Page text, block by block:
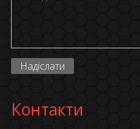
Надіслати
Контакти